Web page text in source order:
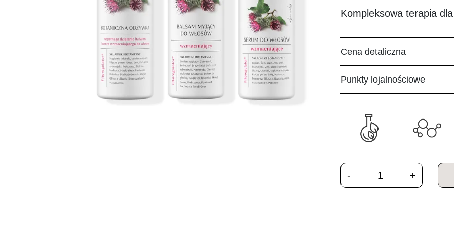
Kompleksowa terapia
Cena detaliczna
Punkty lojalnościowe